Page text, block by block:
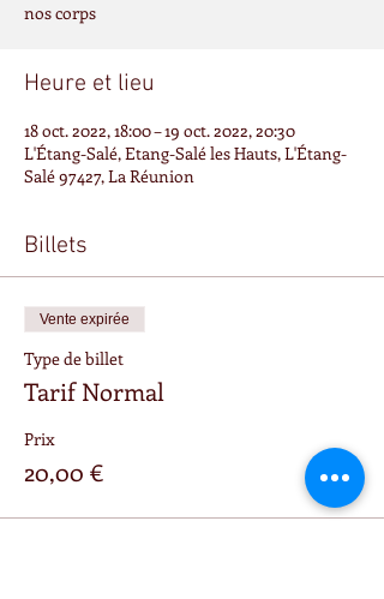
nos corps
Heure et lieu
18 oct. 2022, 18:00 – 19 oct. 2022, 20:30
L'Étang-Salé, Etang-Salé les Hauts, L'Étang-
Salé 97427, La Réunion
Billets
Vente expirée
Type de billet
Tarif Normal
Prix
20,00 €